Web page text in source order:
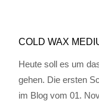
COLD WAX
Heute soll es um
gehen. Die ersten
im Blog vom 01.